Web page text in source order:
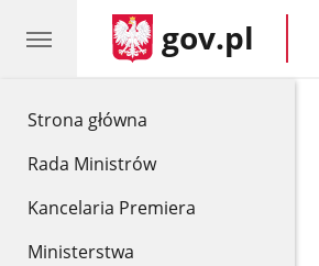
Strona główna
Rada Ministrów
Kancelaria Premiera
Ministerstwa
gov.pl